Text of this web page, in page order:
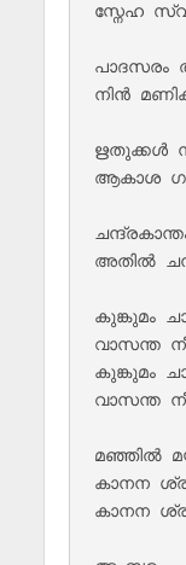
സ്നേഹ
പാദസരം
നിൻ
ഋതുക്കൾ
ആകാശ
അതിൽ
കുങ്കുമം
വാസന്ത
കുങ്കുമം
വാസന്ത
മഞ്ഞിൽ
കാനന
കാനന